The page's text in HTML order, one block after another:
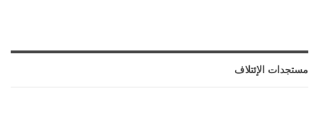
مستجدات الإئتلاف